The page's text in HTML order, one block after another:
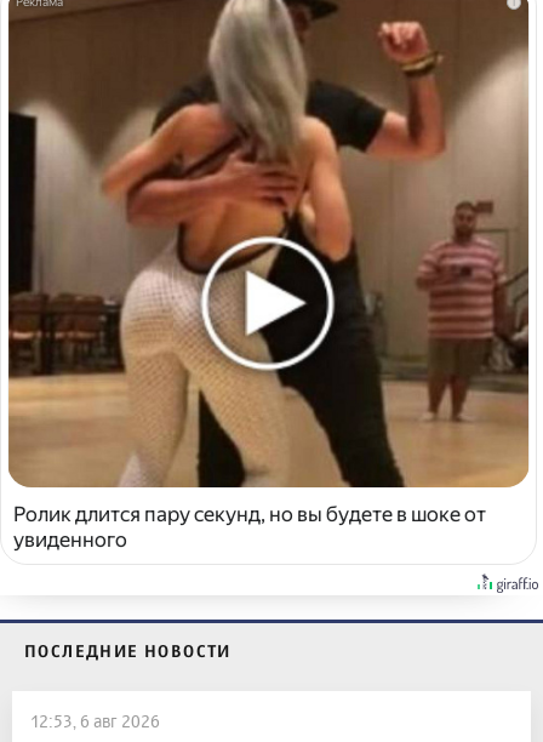
Ролик длится пару секунд, но вы будете в шоке от
увиденного
ПОСЛЕДНИЕ НОВОСТИ
12:53, 6 авг 2026